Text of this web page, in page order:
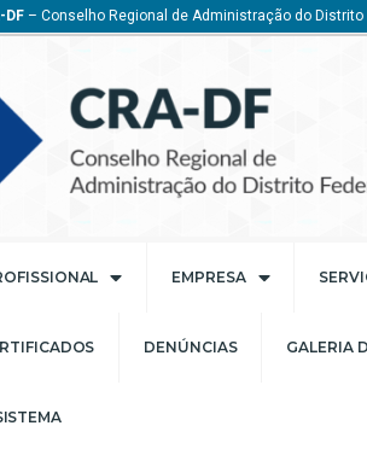
DF – Conselho Regional de Administração do Distrito
EMPRESA
DENÚNCIAS GALERIA